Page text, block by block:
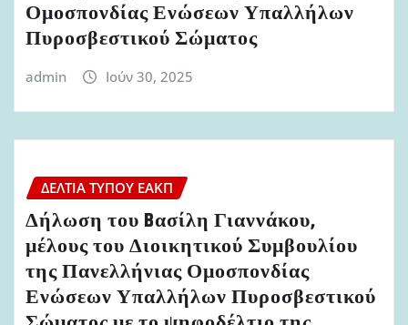
Ομοσπονδίας Ενώσεων Υπαλλήλων
Πυροσβεστικού Σώματος
admin Ιούν 30, 2025
ΔΕΛΤΊΑ ΤΎΠΟΥ ΕΑΚΠ
Δήλωση του Bασίλη Γιαννάκου,
μέλους του Διοικητικού Συμβουλίου
της Πανελλήνιας Ομοσπονδίας
Ενώσεων Υπαλλήλων Πυροσβεστικού